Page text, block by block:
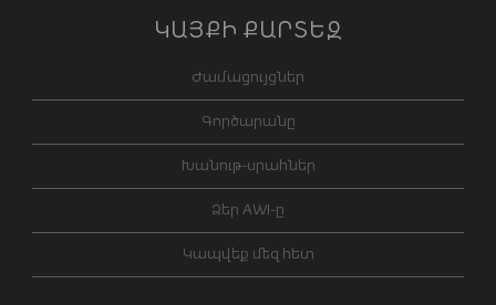
ԿԱՅՔԻ ՔԱՐՏԵԶ
Ժամացույցներ
Գործարանը
Խանութ-սրահներ
Ձեր AWI-ը
Կապվեք մեզ հետ